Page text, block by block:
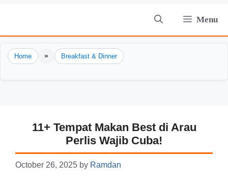
content
Menu
Home » Breakfast & Dinner
11+ Tempat Makan Best di Arau
Perlis Wajib Cuba!
October 26, 2025 by Ramdan